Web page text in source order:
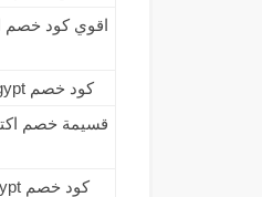
كود خصم activ egypt فعال حتي 35% أغلب منتجات ماركة اديداس
كود خصم activ egypt كوبون 75% لجميع منتجات وخصومات اكتيف مصر